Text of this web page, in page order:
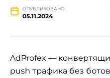
ОПУБЛИКОВАНО
05.11.2024
AdProfex —
push трафика без